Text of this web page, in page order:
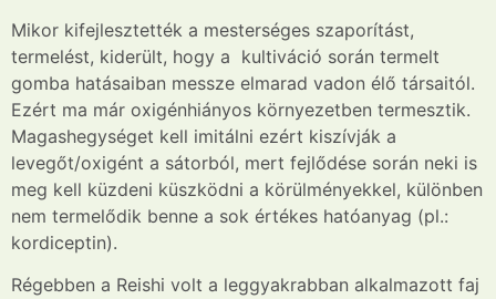
Mikor kifejlesztették a mesterséges szaporítást,
termelést, kiderült, hogy a kultiváció során termelt
gomba hatásaiban messze elmarad vadon élő társaitól.
Ezért ma már oxigénhiányos környezetben termesztik.
Magashegységet kell imitálni ezért kiszívják a
levegőt/oxigént a sátorból, mert fejlődése során neki is
meg kell küzdeni küszködni a körülményekkel, különben
nem termelődik benne a sok értékes hatóanyag (pl.:
kordiceptin).
Régebben a Reishi volt a leggyakrabban alkalmazott faj